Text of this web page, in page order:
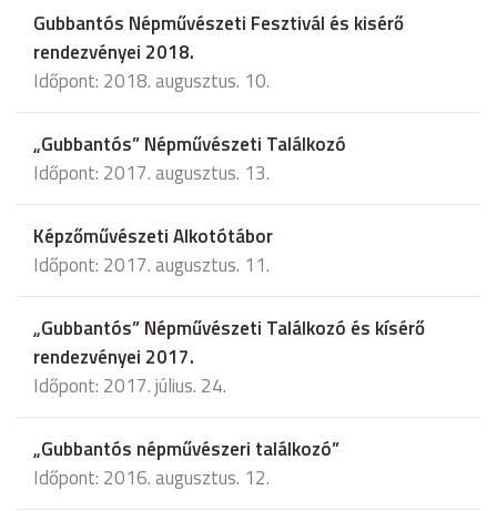
Gubbantós Népművészeti Fesztivál és kisérő
rendezvényei 2018.
Időpont: 2018. augusztus. 10.
„Gubbantós” Népművészeti Találkozó
Időpont: 2017. augusztus. 13.
Képzőművészeti Alkotótábor
Időpont: 2017. augusztus. 11.
„Gubbantós” Népművészeti Találkozó és kísérő
rendezvényei 2017.
Időpont: 2017. július. 24.
„Gubbantós népművészeri találkozó”
Időpont: 2016. augusztus. 12.